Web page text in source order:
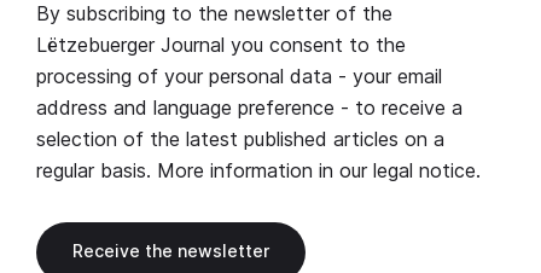
By subscribing to the newsletter of the
Lëtzebuerger Journal you consent to the
processing of your personal data - your email
address and language preference - to receive a
selection of the latest published articles on a
regular basis. More information in our legal notice.